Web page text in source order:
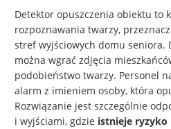
Detektor opuszczenia obiektu to
rozpoznawania twarzy,
stref wyjściowych domu seniora.
można wgrać zdjęcia
podobieństwo twarzy. Personel
alarm z imieniem osoby, która
Rozwiązanie jest szczególnie
i wyjściami, gdzie istnieje